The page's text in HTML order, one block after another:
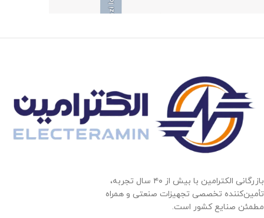
بازرگانی الکترامین با بیش از ۴۰ سال تجربه،
تأمین‌کننده تخصصی تجهیزات صنعتی و همراه
مطمئن صنایع کشور است.